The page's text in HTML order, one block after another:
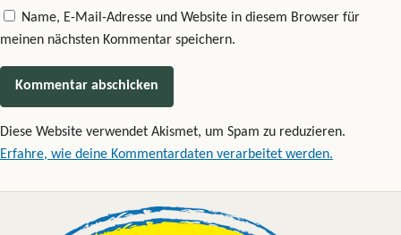
Name, E-Mail-Adresse und Website in diesem Browser für
meinen nächsten Kommentar speichern.
Diese Website verwendet Akismet, um Spam zu reduzieren.
Erfahre, wie deine Kommentardaten verarbeitet werden.